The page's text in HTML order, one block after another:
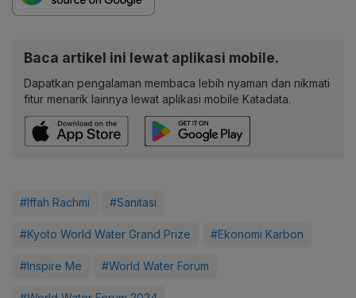
Baca artikel ini lewat aplikasi mobile.
Dapatkan pengalaman membaca lebih nyaman dan nikmati
fitur menarik lainnya lewat aplikasi mobile Katadata.
#Iffah Rachmi #Sanitasi
#Kyoto World Water Grand Prize #Ekonomi Karbon
#Inspire Me #World Water Forum